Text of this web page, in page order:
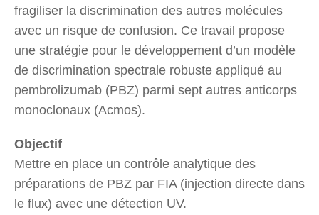
fragiliser la discrimination des autres molécules
avec un risque de confusion. Ce travail propose
une stratégie pour le développement d’un modèle
de discrimination spectrale robuste appliqué au
pembrolizumab (PBZ) parmi sept autres anticorps
monoclonaux (Acmos).
Objectif
Mettre en place un contrôle analytique des
préparations de PBZ par FIA (injection directe dans
le flux) avec une détection UV.